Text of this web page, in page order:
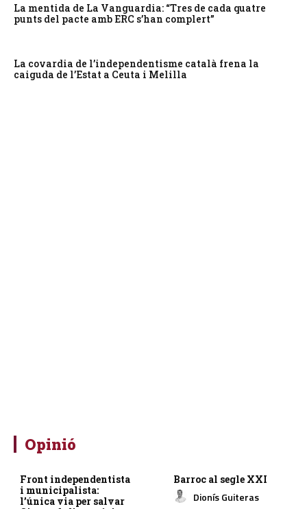
La mentida de La Vanguardia: “Tres de cada quatre
punts del pacte amb ERC s’han complert”
La covardia de l’independentisme català frena la
caiguda de l’Estat a Ceuta i Melilla
Opinió
Front independentista
i municipalista:
l’única via per salvar
Barroc al segle XXI
Dionís Guiteras